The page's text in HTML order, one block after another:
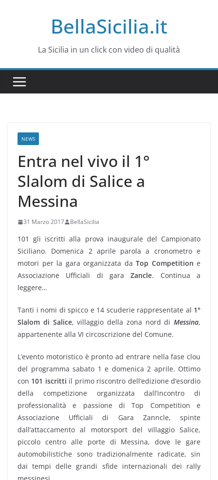
BellaSicilia.it
La Sicilia in un click con video di qualità
NEWS
Entra nel vivo il 1°
Slalom di Salice a
Messina
31 Marzo 2017 BellaSicilia
101 gli iscritti alla prova inaugurale del Campionato
Siciliano. Domenica 2 aprile parola a cronometro e
motori per la gara organizzata da Top Competition e
Associazione Ufficiali di gara Zancle. Continua a
leggere…
Tanti i nomi di spicco e 14 scuderie rappresentate al 1°
Slalom di Salice, villaggio della zona nord di Messina,
appartenente alla VI circoscrizione del Comune.
L’evento motoristico è pronto ad entrare nella fase clou
del programma sabato 1 e domenica 2 aprile. Ottimo
con 101 iscritti il primo riscontro dell’edizione d’esordio
della competizione organizzata dall’incontro di
professionalità e passione di Top Competition e
Associazione Ufficiali di Gara Zanncle, spinte
dall’attaccamento al motorsport del villaggio Salice,
piccolo centro alle porte di Messina, dove le gare
automobilistiche sono tradizionalmente radicate, sin
dai tempi delle grandi sfide internazionali dei rally